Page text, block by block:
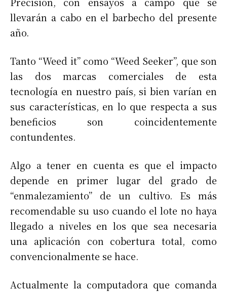
llevarán a cabo en el barbecho del presente
año.
Tanto “Weed it” como “Weed Seeker”, que son
las dos marcas comerciales de esta
tecnología en nuestro país, si bien varían en
sus características, en lo que respecta a sus
beneficios son coincidentemente
contundentes.
Algo a tener en cuenta es que el impacto
depende en primer lugar del grado de
“enmalezamiento” de un cultivo. Es más
recomendable su uso cuando el lote no haya
llegado a niveles en los que sea necesaria
una aplicación con cobertura total, como
convencionalmente se hace.
Actualmente la computadora que comanda